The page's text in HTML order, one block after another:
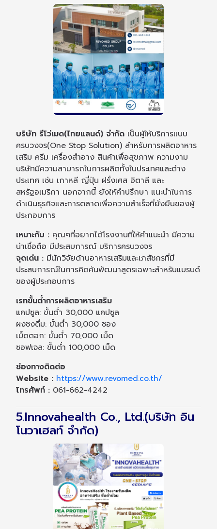
บริษัท รีโว่เมด(ไทยแลนด์) จำกัด เป็นผู้ให้บริการแบบ
ครบวงจร(One Stop Solution) สำหรับการผลิตอาหาร
เสริม ครีม เครื่องสำอาง สินค้าเพื่อสุขภาพ ความงาม
บริษัทมีความสามารถในการผลิตทั้งในประเทศและต่าง
ประเทศ เช่น เกาหลี ญี่ปุ่น ฝรั่งเศส อิตาลี และ
สหรัฐอเมริกา นอกจากนี้ ยังให้คำปรึกษา แนะนำในการ
ดำเนินธุรกิจและการตลาดเพื่อความสำเร็จที่ยั่งยืนของผู้
ประกอบการ
เหมาะกับ : คุณๆที่อยากได้โรงงานที่ให้คำแนะนำ มีความ
น่าเชื่อถือ มีประสบการณ์ บริการครบวงจร
จุดเด่น : มีนักวิจัยด้านอาหารเสริมและเภสัชกรที่มี
ประสบการณ์ในการคิดค้นพัฒนาสูตรเฉพาะสำหรับแบรนด์
ของผู้ประกอบการ
เรทขั้นต่ำการผลิตอาหารเสริม
แคปซูล: ขั้นต่ำ 30,000 แคปซูล
ผงชงดื่ม: ขั้นต่ำ 30,000 ซอง
เม็ดตอก: ขั้นต่ำ 70,000 เม็ด
ซอฟเจล: ขั้นต่ำ 100,000 เม็ด
ช่องทางติดต่อ
Website : https://www.revomed.co.th/
โทรศัพท์ : 061-662-4242
5.Innovahealth Co., Ltd.(บริษัท อิน
โนวาเฮลท์ จำกัด)